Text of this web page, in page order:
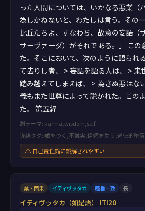
った人間については、いかなる悪業（
為しかねないと、わたしは言う。その
比丘たちよ、すなわち、故意の妄語（
サーヴァーダ）がそれである。」 この
た。そこにおいて、次のように語られ
て去りし者、 > 妄語を語る人は、 > 来
踏み越えてしまえば、 > 為さぬ悪はな
義もまた世尊によって説かれた。この
た。 第五経
副テーマ: karma,wisdom,self
導線タグ: 嘘をつく,不誠実,信頼を失う,道徳的堕
⚠ 自己責任論に誤解されやすい
業・因果 イティヴッタカ 趣旨一致 長
イティヴッタカ（如是語） ITI20